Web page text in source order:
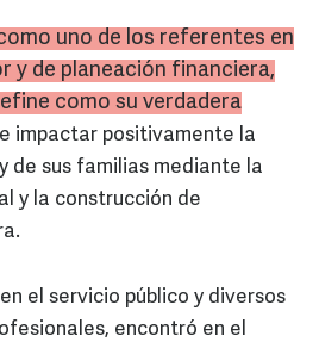
uno de los referentes en
y de planeación financiera,
como su verdadera
impactar positivamente la
de sus familias mediante la
y la construcción de
el servicio público y diversos
encontró en el